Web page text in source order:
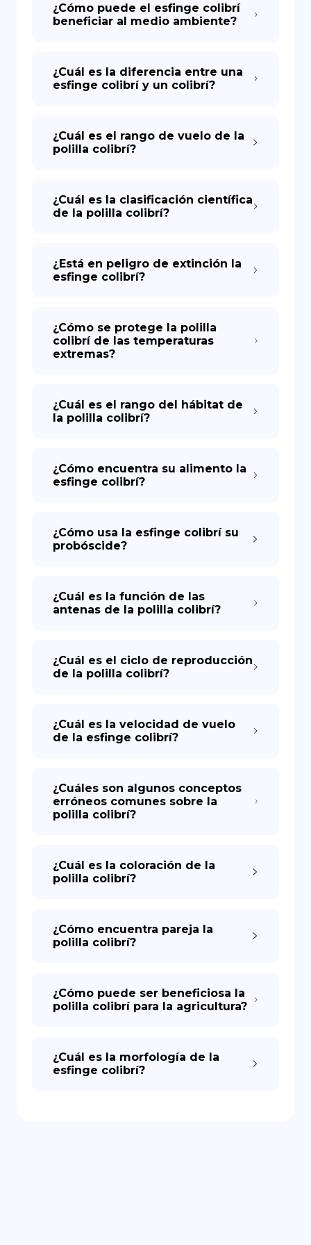
¿Cómo puede el esfinge colibrí
beneficiar al medio ambiente?
¿Cuál es la diferencia entre una
esfinge colibrí y un colibrí?
¿Cuál es el rango de vuelo de la
polilla colibrí?
¿Cuál es la clasificación científica
de la polilla colibrí?
¿Está en peligro de extinción la
esfinge colibrí?
¿Cómo se protege la polilla
colibrí de las temperaturas
extremas?
¿Cuál es el rango del hábitat de
la polilla colibrí?
¿Cómo encuentra su alimento la
esfinge colibrí?
¿Cómo usa la esfinge colibrí su
probóscide?
¿Cuál es la función de las
antenas de la polilla colibrí?
¿Cuál es el ciclo de reproducción
de la polilla colibrí?
¿Cuál es la velocidad de vuelo
de la esfinge colibrí?
¿Cuáles son algunos conceptos
erróneos comunes sobre la
polilla colibrí?
¿Cuál es la coloración de la
polilla colibrí?
¿Cómo encuentra pareja la
polilla colibrí?
¿Cómo puede ser beneficiosa la
polilla colibrí para la agricultura?
¿Cuál es la morfología de la
esfinge colibrí?